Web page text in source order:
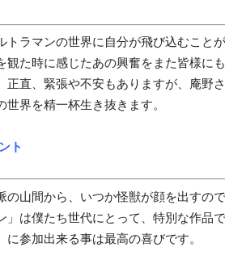
トラマンの世界に自分が飛び込むこと
観た時に感じたあの興奮をまた皆様に
正直、緊張や不安もありますが、庵野
世界を精一杯生き抜きます。
ト
の山間から、いつか怪獣が顔を出すの
」は僕たち世代にとって、特別な作品
に参加出来る事は最高の喜びです。